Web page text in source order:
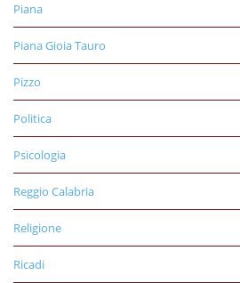
Piana
Piana Gioia Tauro
Pizzo
Politica
Psicologia
Reggio Calabria
Religione
Ricadi